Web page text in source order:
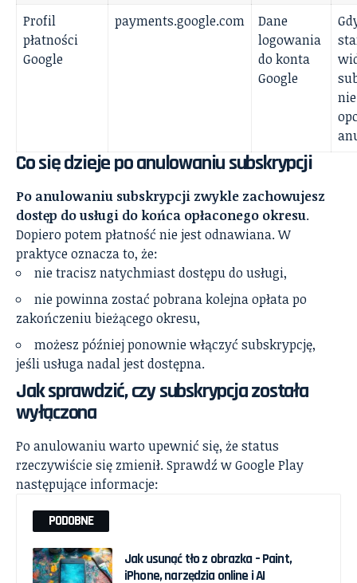
Profil
płatności
Google
payments.google.com
Dane
logowania
do konta
Google
Co się dzieje po anulowaniu subskrypcji
Po anulowaniu subskrypcji zwykle zachowujesz
dostęp do usługi do końca opłaconego okresu.
Dopiero potem płatność nie jest odnawiana. W
praktyce oznacza to, że:
nie tracisz natychmiast dostępu do usługi,
nie powinna zostać pobrana kolejna opłata po
zakończeniu bieżącego okresu,
możesz później ponownie włączyć subskrypcję,
jeśli usługa nadal jest dostępna.
Jak sprawdzić, czy subskrypcja została
wyłączona
Po anulowaniu warto upewnić się, że status
rzeczywiście się zmienił. Sprawdź w Google Play
następujące informacje:
PODOBNE
Jak usunąć tło z obrazka – Paint,
iPhone, narzędzia online i AI